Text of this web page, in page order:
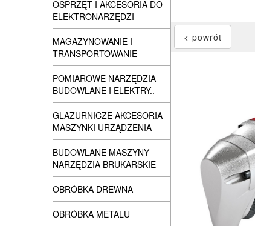
OSPRZĘT I AKCESORIA DO
ELEKTRONARZĘDZI
MAGAZYNOWANIE I
TRANSPORTOWANIE
POMIAROWE NARZĘDZIA
BUDOWLANE I ELEKTRY..
GLAZURNICZE AKCESORIA
MASZYNKI URZĄDZENIA
BUDOWLANE MASZYNY
NARZĘDZIA BRUKARSKIE
OBRÓBKA DREWNA
OBRÓBKA METALU